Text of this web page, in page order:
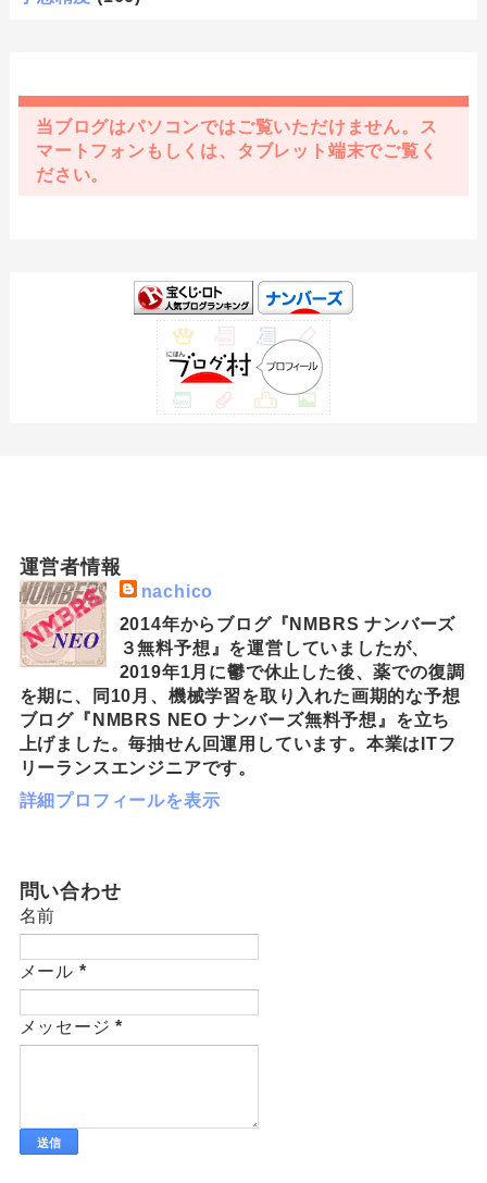
当ブログはパソコンではご覧いただけません。ス
マートフォンもしくは、タブレット端末でご覧く
ださい。
運営者情報
nachico
2014年からブログ『NMBRS ナンバーズ
３無料予想』を運営していましたが、
2019年1月に鬱で休止した後、薬での復調
を期に、同10月、機械学習を取り入れた画期的な予想
ブログ『NMBRS NEO ナンバーズ無料予想』を立ち
上げました。毎抽せん回運用しています。本業はITフ
リーランスエンジニアです。
詳細プロフィールを表示
問い合わせ
名前
メール *
メッセージ*